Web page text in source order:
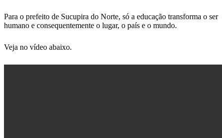
Para o prefeito de Sucupira do Norte, só a educação transforma o ser
humano e consequentemente o lugar, o país e o mundo.
Veja no vídeo abaixo.